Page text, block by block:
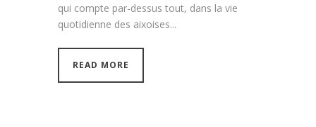
qui compte par-dessus tout, dans la vie
quotidienne des aixoises...
READ MORE